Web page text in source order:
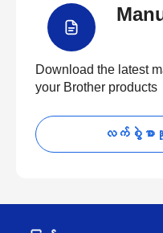
Download the latest
your Brother products
လက်စွဲစာ